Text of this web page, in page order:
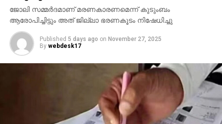
ജോലി സമ്മര്‍ദമാണ് മരണകാരണമെന്ന് കുടുംബം
ആരോപിച്ചിട്ടും അത് ജില്ലാ ഭരണകൂടം നിഷേധിച്ചു
Published 5 days ago on November 27, 2025
By webdesk17